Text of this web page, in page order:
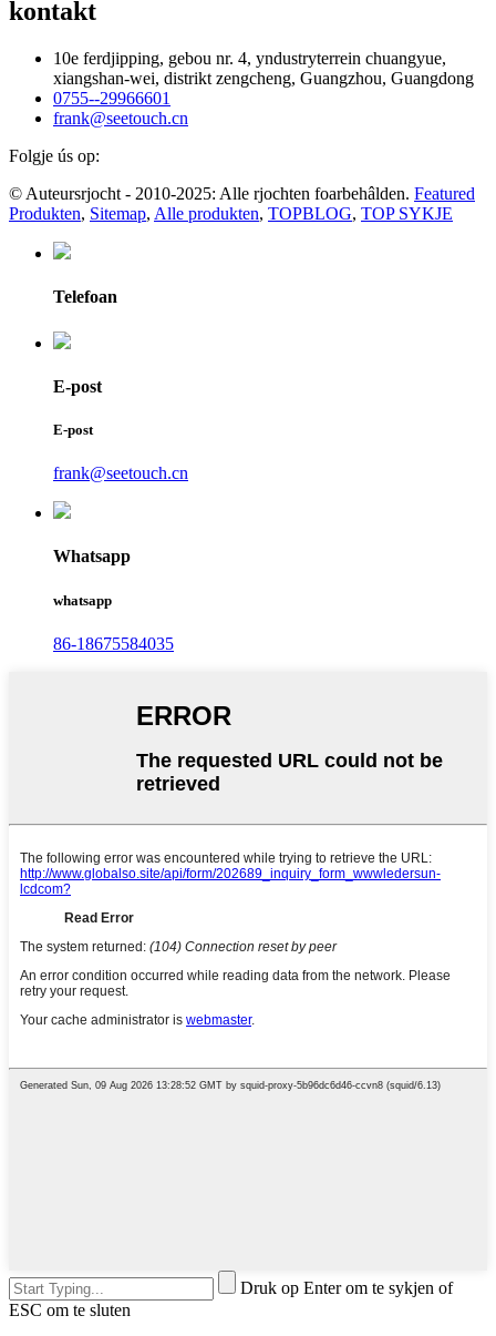
kontakt
10e ferdjipping, gebou nr. 4, yndustryterrein chuangyue,
xiangshan-wei, distrikt zengcheng, Guangzhou, Guangdong
0755--29966601
frank@seetouch.cn
Folgje ús op:
© Auteursrjocht - 2010-2025: Alle rjochten foarbehâlden. Featured
Produkten, Sitemap, Alle produkten, TOPBLOG, TOP SYKJE
Telefoan
E-post
E-post
frank@seetouch.cn
Whatsapp
whatsapp
86-18675584035
Druk op Enter om te sykjen of
ESC om te sluten